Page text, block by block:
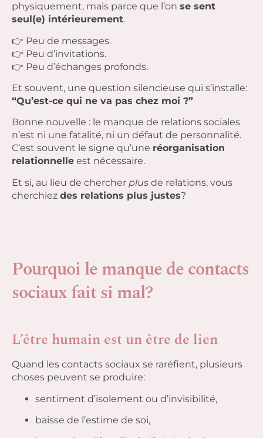
physiquement, mais parce que l’on se sent
seul(e) intérieurement.
👉 Peu de messages.
👉 Peu d’invitations.
👉 Peu d’échanges profonds.
Et souvent, une question silencieuse qui s’installe:
“Qu’est-ce qui ne va pas chez moi ?”
Bonne nouvelle : le manque de relations sociales
n’est ni une fatalité, ni un défaut de personnalité.
C’est souvent le signe qu’une réorganisation
relationnelle est nécessaire.
Et si, au lieu de chercher plus de relations, vous
cherchiez des relations plus justes?
Pourquoi le manque de contacts
sociaux fait si mal?
L’être humain est un être de lien
Quand les contacts sociaux se raréfient, plusieurs
choses peuvent se produire:
sentiment d’isolement ou d’invisibilité,
baisse de l’estime de soi,